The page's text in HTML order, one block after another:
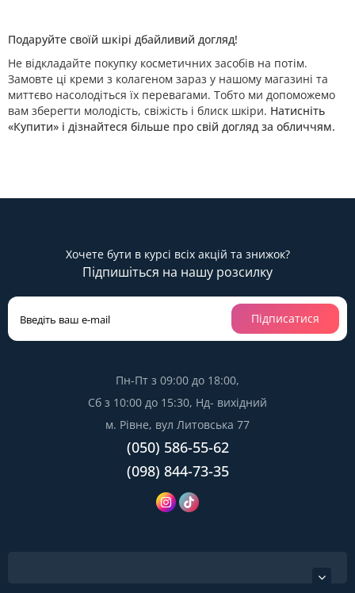
Подаруйте своїй шкірі дбайливий догляд!
Не відкладайте покупку косметичних засобів на потім.
Замовте ці креми з колагеном зараз у нашому магазині та
миттєво насолодіться їх перевагами. Тобто ми допоможемо
вам зберегти молодість, свіжість і блиск шкіри. Натисніть
«Купити» і дізнайтеся більше про свій догляд за обличчям.
Хочете бути в курсі всіх акцій та знижок?
Підпишіться на нашу розсилку
Підписатися
Пн-Пт з 09:00 до 18:00,
Сб з 10:00 до 15:30, Нд- вихідний
м. Рівне, вул Литовська 77
(050) 586-55-62
(098) 844-73-35